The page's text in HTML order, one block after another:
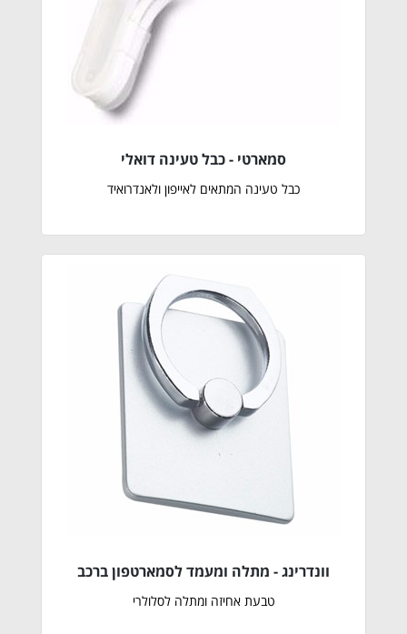
סמארטי - כבל טעינה דואלי
כבל טעינה המתאים לאייפון ולאנדרואיד
וונדרינג - מתלה ומעמד לסמארטפון ברכב
טבעת אחיזה ומתלה לסלולרי